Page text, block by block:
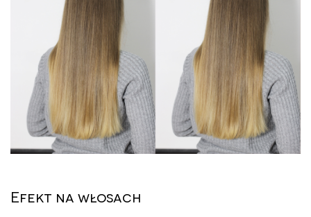
Efekt na włosach